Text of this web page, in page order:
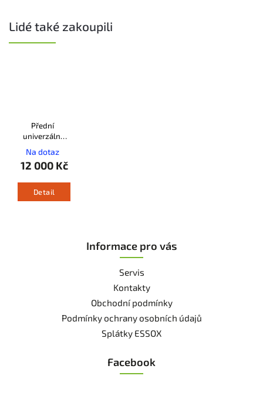
Lidé také zakoupili
Přední
univerzální
závěs Seco
Na dotaz
12 000 Kč
Detail
Informace pro vás
Servis
Kontakty
Obchodní podmínky
Podmínky ochrany osobních údajů
Splátky ESSOX
Facebook